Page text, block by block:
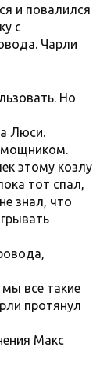
и повалился
с
Чарли
Но
Люси.
этому козлу
тот спал,
знал, что
все такие
протянул
Макс